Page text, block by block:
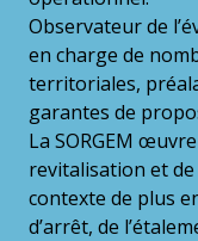
Observateur de
en charge de
territoriales,
garantes de
La SORGEM
revitalisation et
contexte de plus
d’arrêt, de